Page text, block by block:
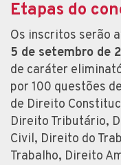
Etapas do
Os inscritos serão
5 de setembro de
de caráter
por 100 questões
de Direito
Direito Tributário,
Civil, Direito do
Trabalho, Direito